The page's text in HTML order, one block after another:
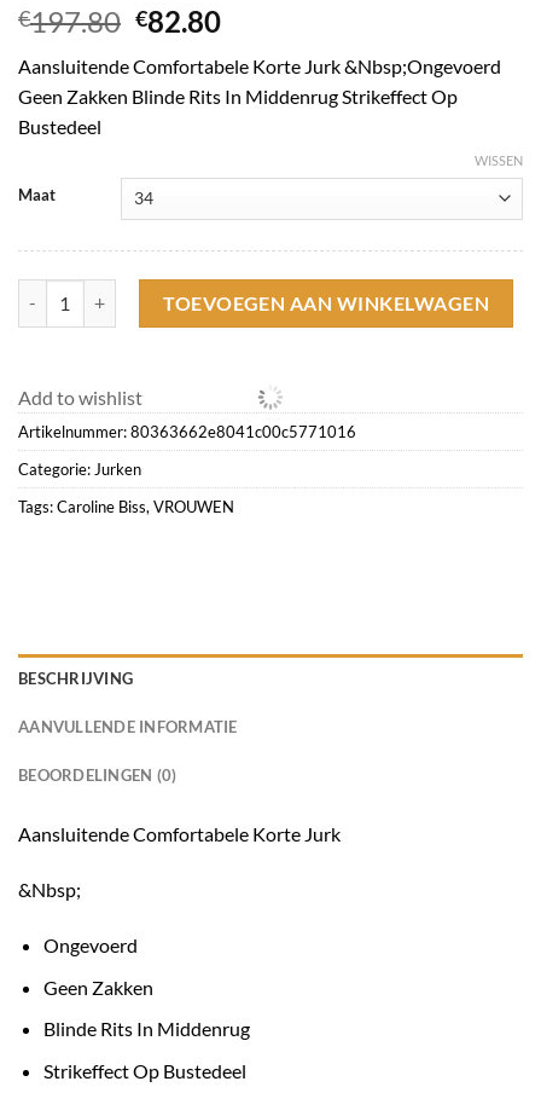
€197.80 Oorspronkelijke
was:
€197.80.
€82.80Huidige
is:
€82.80.
Aansluitende Comfortabele Korte Jurk &Nbsp;Ongevoerd
Geen Zakken Blinde Rits In Middenrug Strikeffect Op
Bustedeel
Maat
WISSEN
TOEVOEGEN AAN WINKELWAGEN
Add to wishlist
Artikelnummer:80363662e8041c00c5771016
Categorie: Jurken
Tags:Caroline Biss, VROUWEN
BESCHRIJVING
AANVULLENDE INFORMATIE
BEOORDELINGEN (0)
Aansluitende Comfortabele Korte Jurk
&Nbsp;
Ongevoerd
Geen Zakken
Blinde Rits In Middenrug
Strikeffect Op Bustedeel